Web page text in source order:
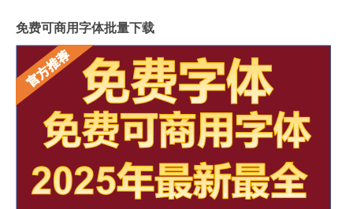
免费可商用字体批量下载